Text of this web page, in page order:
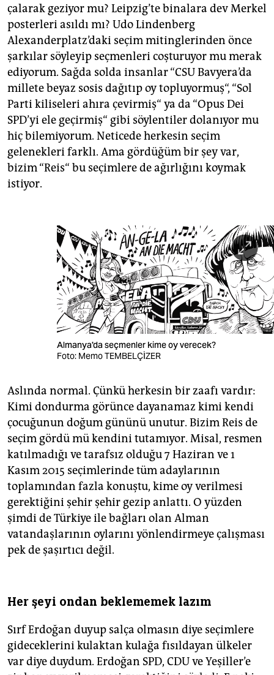
genossenschaft
epaper login
çalarak geziyor mu? Leipzig’te binalara dev Merkel
posterleri asıldı mı? Udo Lindenberg
Alexanderplatz’daki seçim mitinglerinden önce
şarkılar söyleyip seçmenleri coşturuyor mu merak
ediyorum. Sağda solda insanlar “CSU Bavyera’da
millete beyaz sosis dağıtıp oy topluyormuş“, “Sol
Parti kiliseleri ahıra çevirmiş“ ya da “Opus Dei
SPD’yi ele geçirmiş“ gibi söylentiler dolanıyor mu
hiç bilemiyorum. Neticede herkesin seçim
gelenekleri farklı. Ama gördüğüm bir şey var,
bizim “Reis“ bu seçimlere de ağırlığını koymak
istiyor.
Almanya'da seçmenler kime oy verecek?
Foto: Memo TEMBELÇİZER
Aslında normal. Çünkü herkesin bir zaafı vardır:
Kimi dondurma görünce dayanamaz kimi kendi
çocuğunun doğum gününü unutur. Bizim Reis de
seçim gördü mü kendini tutamıyor. Misal, resmen
katılmadığı ve tarafsız olduğu 7 Haziran ve 1
Kasım 2015 seçimlerinde tüm adaylarının
toplamından fazla konuştu, kime oy verilmesi
gerektiğini şehir şehir gezip anlattı. O yüzden
şimdi de Türkiye ile bağları olan Alman
vatandaşlarının oylarını yönlendirmeye çalışması
pek de şaşırtıcı değil.
Her şeyi ondan beklememek lazım
Sırf Erdoğan duyup salça olmasın diye seçimlere
gideceklerini kulaktan kulağa fısıldayan ülkeler
var diye duydum. Erdoğan SPD, CDU ve Yeşiller’e